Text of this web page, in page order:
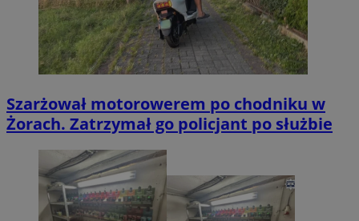
Szarżował motorowerem po chodniku w
Żorach. Zatrzymał go policjant po służbie